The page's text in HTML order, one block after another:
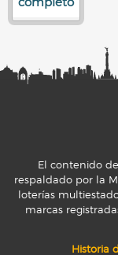
El contenido
respaldado por la
loterías
marcas
Historia